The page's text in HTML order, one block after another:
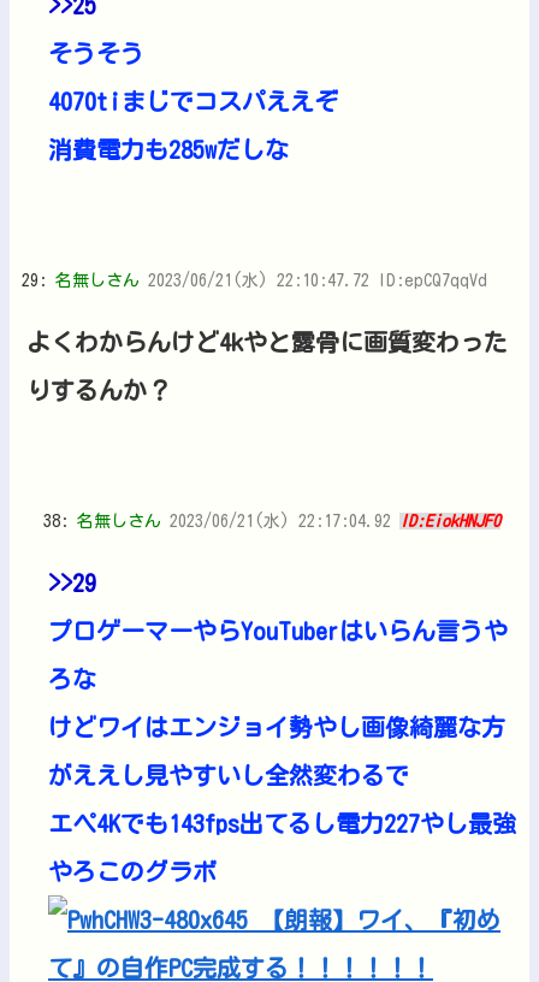
>>25
そうそう
4070tiまじでコスパええぞ
消費電力も285wだしな
29: 名無しさん 2023/06/21(水) 22:10:47.72 ID:epCQ7qqVd
よくわからんけど4kやと露骨に画質変わった
りするんか？
38: 名無しさん 2023/06/21(水) 22:17:04.92 ID:EiokHNJF0
>>29
プロゲーマーやらYouTuberはいらん言うや
ろな
けどワイはエンジョイ勢やし画像綺麗な方
がええし見やすいし全然変わるで
エペ4Kでも143fps出てるし電力227やし最強
やろこのグラボ